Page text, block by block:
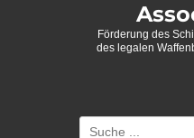
Förderung des
des legalen
Suche